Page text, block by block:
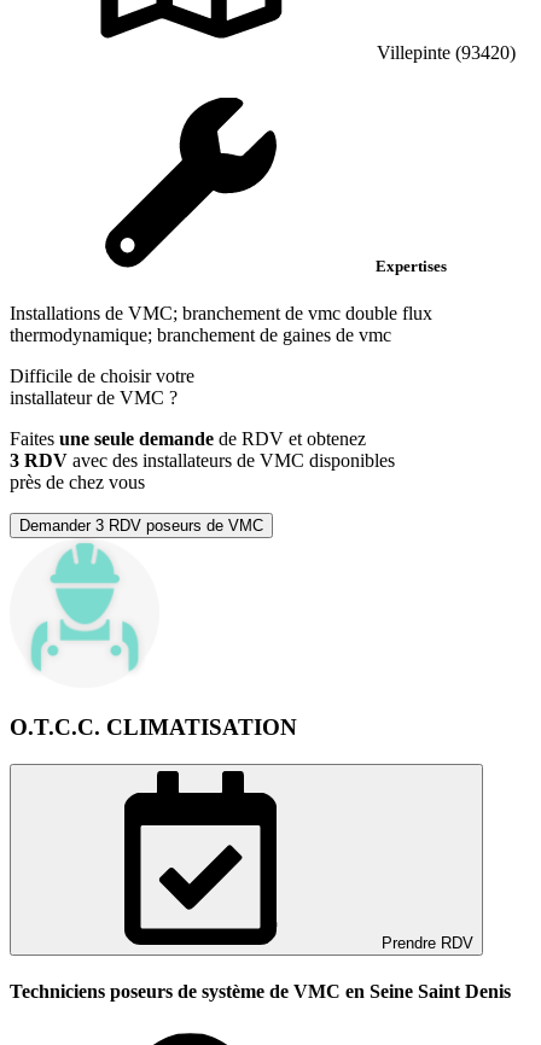
Villepinte (93420)
Expertises
Installations de VMC; branchement de vmc double flux
thermodynamique; branchement de gaines de vmc
Difficile de choisir votre
installateur de VMC ?
Faites une seule demande de RDV et obtenez
3 RDV avec des installateurs de VMC disponibles
près de chez vous
Demander 3 RDV poseurs de VMC
O.T.C.C. CLIMATISATION
Prendre RDV
Techniciens poseurs de système de VMC en Seine Saint Denis